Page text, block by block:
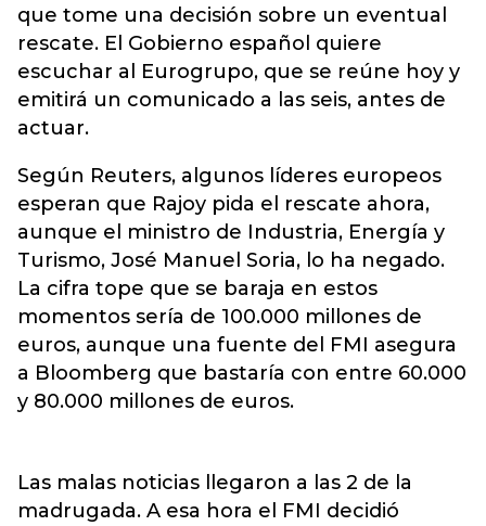
que tome una decisión sobre un eventual
rescate. El Gobierno español quiere
escuchar al Eurogrupo, que se reúne hoy y
emitirá un comunicado a las seis, antes de
actuar.
Según Reuters, algunos líderes europeos
esperan que Rajoy pida el rescate ahora,
aunque el ministro de Industria, Energía y
Turismo, José Manuel Soria, lo ha negado.
La cifra tope que se baraja en estos
momentos sería de 100.000 millones de
euros, aunque una fuente del FMI asegura
a Bloomberg que bastaría con entre 60.000
y 80.000 millones de euros.
Las malas noticias llegaron a las 2 de la
madrugada. A esa hora el FMI decidió